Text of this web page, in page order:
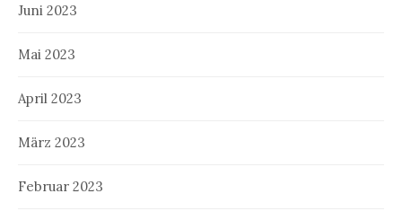
Juni 2023
Mai 2023
April 2023
März 2023
Februar 2023